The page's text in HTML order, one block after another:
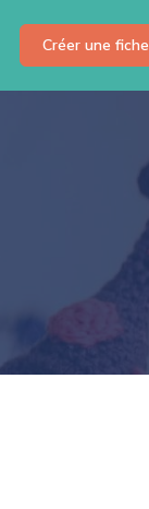
Créer une fiche